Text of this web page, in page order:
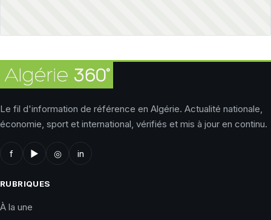
Le fil d'information de référence en Algérie. Actualité nationale,
économie, sport et international, vérifiés et mis à jour en continu.
f ▶ ◎ in
RUBRIQUES
À la une